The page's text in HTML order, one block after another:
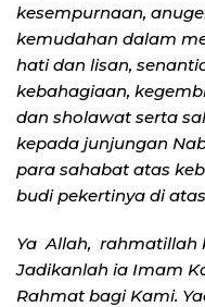
kesempurnaan,
kemudahan dalam
hati dan lisan,
kebahagiaan,
dan sholawat serta
kepada junjungan
para sahabat atas
budi pekertinya di
Ya Allah, rahmatillah
Jadikanlah ia Imam
Rahmat bagi Kami.